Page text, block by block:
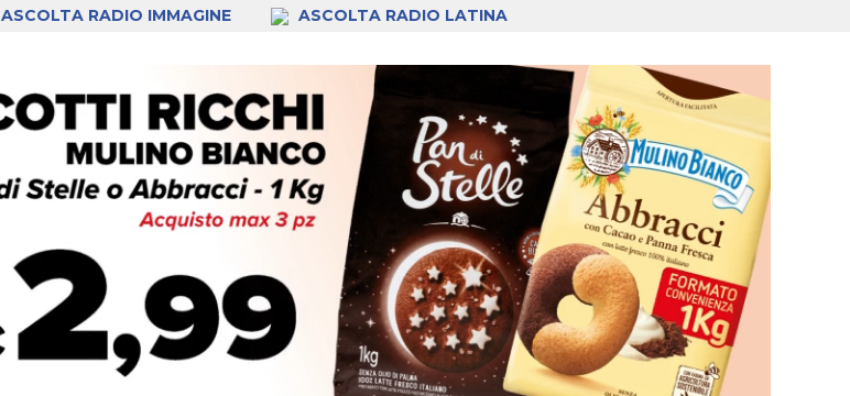
ASCOLTA RADIO IMMAGINE ASCOLTA RADIO LATINA